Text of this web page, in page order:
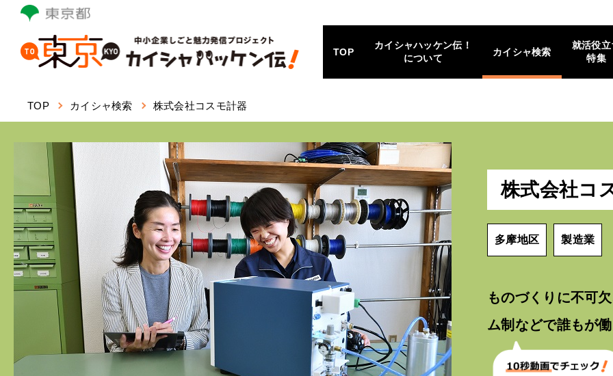
プ
TOP
カイシャハッケン伝！
について
カイシャ検索
就活役立
特集
TOP カイシャ検索 株式会社コスモ計器
株式会社コ
多摩地区 製造業
ものづくりに不可
ム制などで誰もが